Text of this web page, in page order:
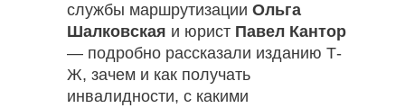
службы маршрутизации Ольга
Шалковская и юрист Павел Кантор
— подробно рассказали изданию Т-
Ж, зачем и как получать
инвалидности, с какими